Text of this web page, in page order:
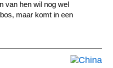
van hen wil nog wel
maar komt in een